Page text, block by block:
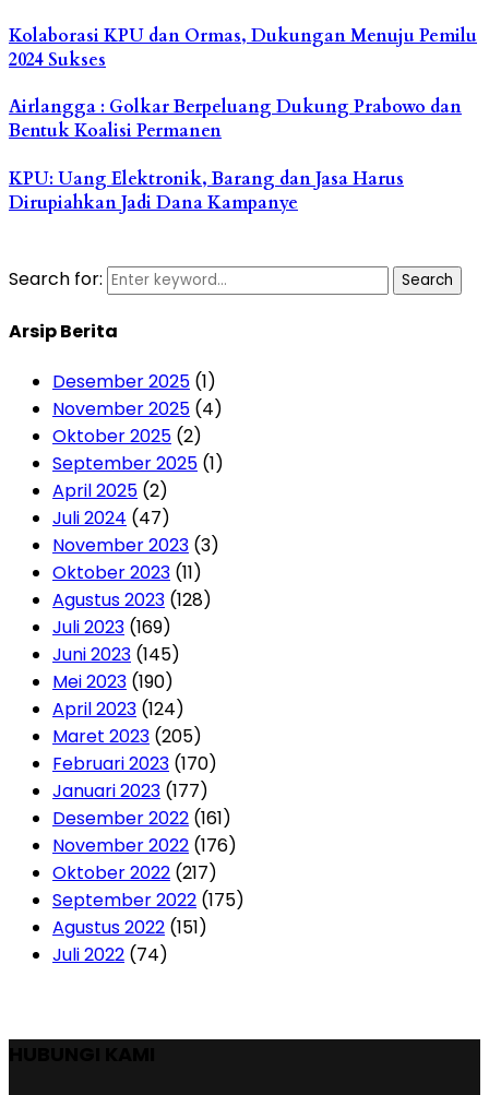
Kolaborasi KPU dan Ormas, Dukungan Menuju Pemilu
2024 Sukses
Airlangga : Golkar Berpeluang Dukung Prabowo dan
Bentuk Koalisi Permanen
KPU: Uang Elektronik, Barang dan Jasa Harus
Dirupiahkan Jadi Dana Kampanye
Search for: Search
Arsip Berita
Desember 2025 (1)
November 2025 (4)
Oktober 2025 (2)
September 2025 (1)
April 2025 (2)
Juli 2024 (47)
November 2023 (3)
Oktober 2023 (11)
Agustus 2023 (128)
Juli 2023 (169)
Juni 2023 (145)
Mei 2023 (190)
April 2023 (124)
Maret 2023 (205)
Februari 2023 (170)
Januari 2023 (177)
Desember 2022 (161)
November 2022 (176)
Oktober 2022 (217)
September 2022 (175)
Agustus 2022 (151)
Juli 2022 (74)